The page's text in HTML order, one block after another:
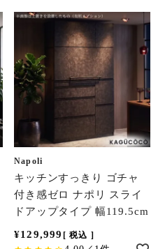
Napoli
キッチンすっきり ゴチャ
付き感ゼロ ナポリ スライ
ドアップタイプ 幅119.5cm
¥129,999 税込